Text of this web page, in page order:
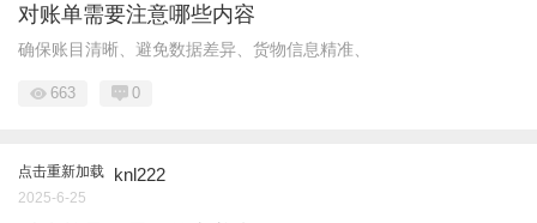
对账单需要注意哪些内容
确保账目清晰、避免数据差异、货物信息精准、
663 0
点击重新加载 knl222
2025-6-25